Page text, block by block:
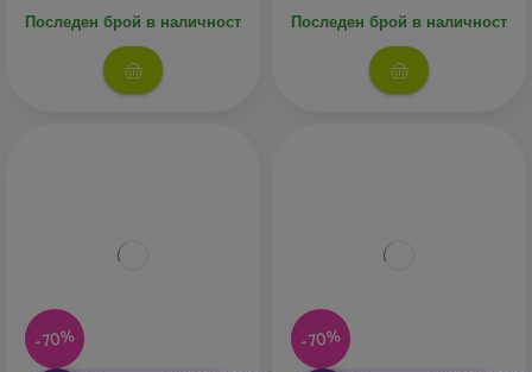
Последен брой в наличност Последен брой в наличност
-70% -70%